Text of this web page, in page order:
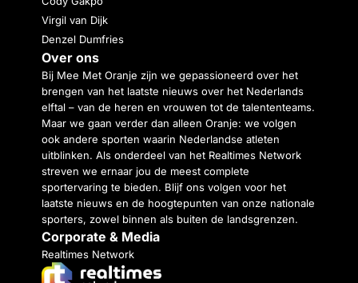
Virgil van Dijk
Denzel Dumfries
Over ons
Bij Mee Met Oranje zijn we gepassioneerd over het
brengen van het laatste nieuws over het Nederlands
elftal – van de heren en vrouwen tot de talententeams.
Maar we gaan verder dan alleen Oranje: we volgen
ook andere sporten waarin Nederlandse atleten
uitblinken. Als onderdeel van het Realtimes Network
streven we ernaar jou de meest complete
sportervaring te bieden. Blijf ons volgen voor het
laatste nieuws en de hoogtepunten van onze nationale
sporters, zowel binnen als buiten de landsgrenzen.
Corporate & Media
Realtimes Network